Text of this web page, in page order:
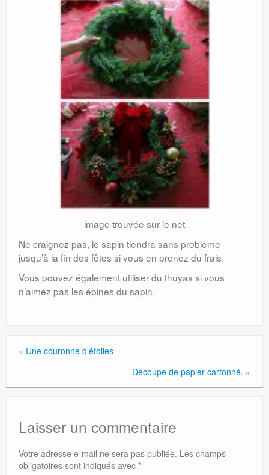
image trouvée sur le net
Ne craignez pas, le sapin tiendra sans problème
jusqu’à la fin des fêtes si vous en prenez du frais.
Vous pouvez également utiliser du thuyas si vous
n’aimez pas les épines du sapin.
« Une couronne d’étoiles
Découpe de papier cartonné. »
Laisser un commentaire
Votre adresse e-mail ne sera pas publiée. Les champs
obligatoires sont indiqués avec *